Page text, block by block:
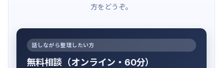
方をどうぞ。
話しながら整理したい方
無料相談（オンライン・60分）